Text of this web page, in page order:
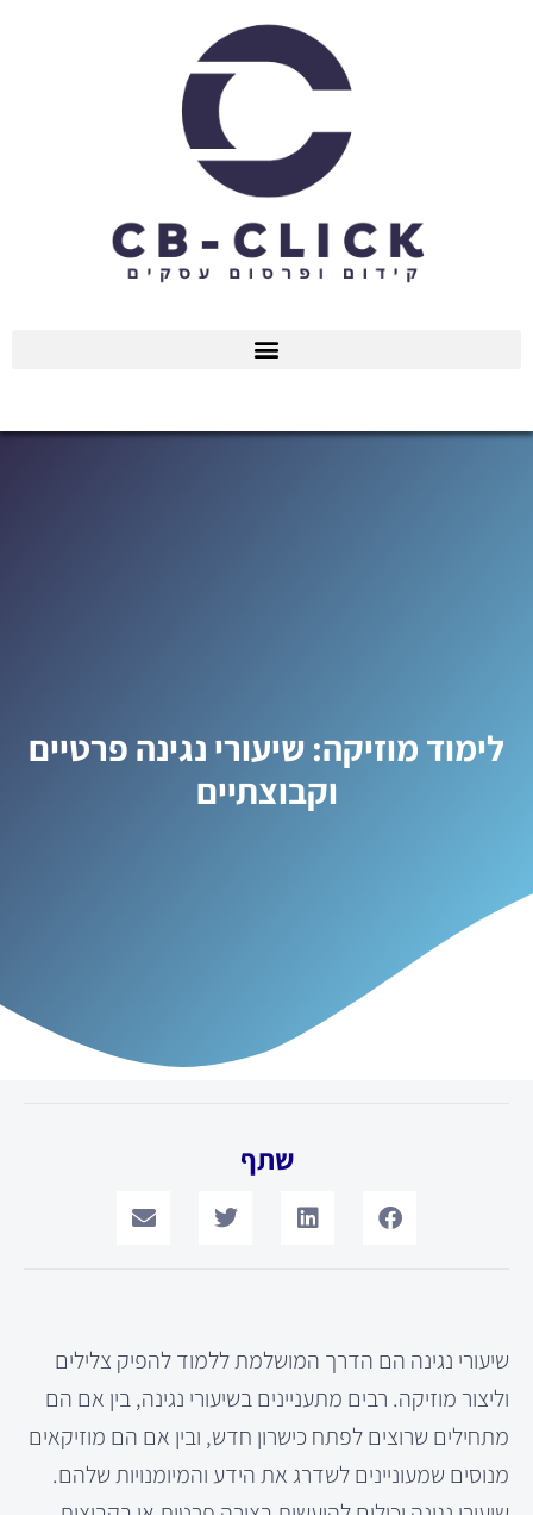
לימוד מוזיקה: שיעורי נגינה פרטיים
וקבוצתיים
שתף
שיעורי נגינה הם הדרך המושלמת ללמוד להפיק צלילים
וליצור מוזיקה. רבים מתעניינים בשיעורי נגינה, בין אם הם
מתחילים שרוצים לפתח כישרון חדש, ובין אם הם מוזיקאים
מנוסים שמעוניינים לשדרג את הידע והמיומנויות שלהם.